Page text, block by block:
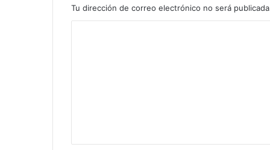
Tu dirección de correo electrónico no será